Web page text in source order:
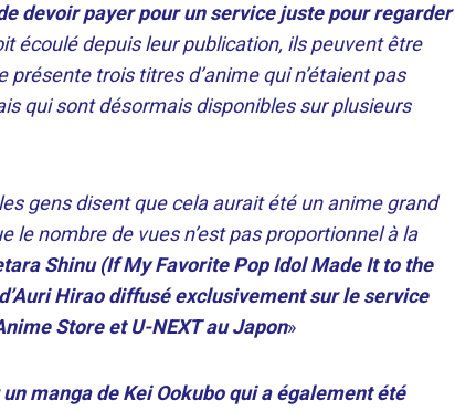
devoir payer pour un service juste pour regarder
écoulé depuis leur publication, ils peuvent être
trois titres d’anime qui n’étaient pas
qui sont désormais disponibles sur plusieurs
gens disent que cela aurait été un anime grand
le nombre de vues n’est pas proportionnel à la
Shinu (If My Favorite Pop Idol Made It to the
Hirao diffusé exclusivement sur le service
Store et U-NEXT au Japon»
manga de Kei Ookubo qui a également été